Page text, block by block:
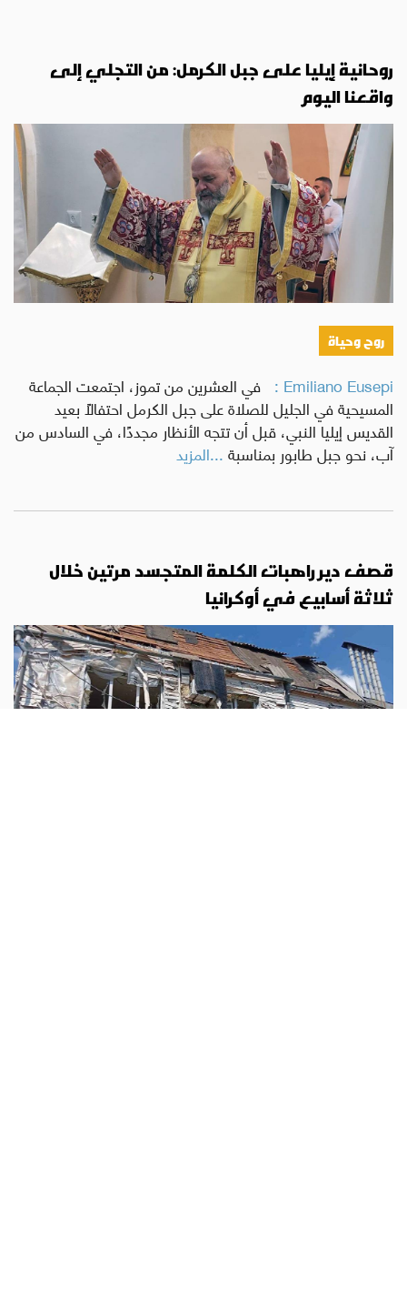
روحانية إيليا على جبل الكرمل: من التجلي إلى
واقعنا اليوم
روح وحياة
Emiliano Eusepi : في العشرين من تموز، اجتمعت الجماعة
المسيحية في الجليل للصلاة على جبل الكرمل احتفالًا بعيد
القديس إيليا النبي، قبل أن تتجه الأنظار مجددًا، في السادس من
آب، نحو جبل طابور بمناسبة...المزيد
قصف دير راهبات الكلمة المتجسد مرتين خلال
ثلاثة أسابيع في أوكرانيا